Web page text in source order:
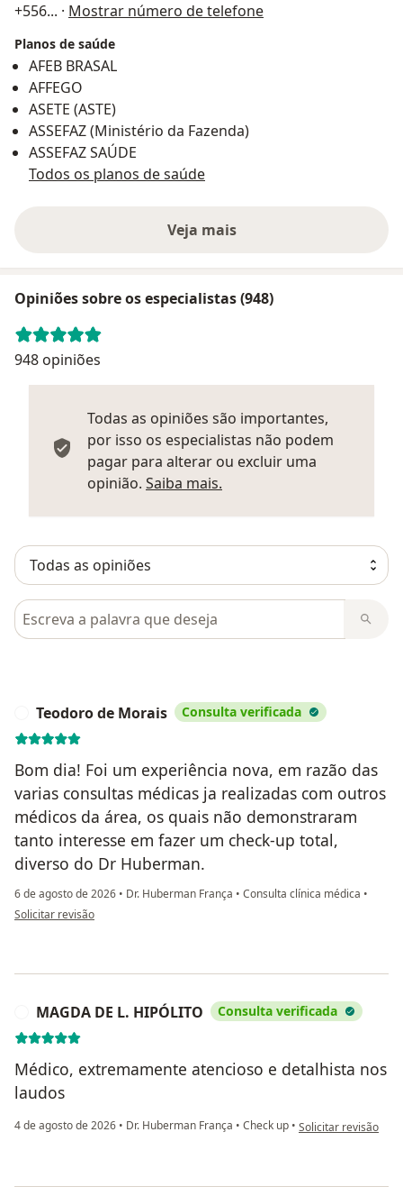
+556... · Mostrar número de telefone
Planos de saúde
AFEB BRASAL
AFFEGO
ASETE (ASTE)
ASSEFAZ (Ministério da Fazenda)
ASSEFAZ SAÚDE
Todos os planos de saúde
Veja mais
Opiniões sobre os especialistas (948)
948 opiniões
Todas as opiniões são importantes,
por isso os especialistas não podem
pagar para alterar ou excluir uma
opinião. Saiba mais.
Pesquisar em opiniões
Teodoro de Morais Consulta verificada
Bom dia! Foi um experiência nova, em razão das
varias consultas médicas ja realizadas com outros
médicos da área, os quais não demonstraram
tanto interesse em fazer um check-up total,
diverso do Dr Huberman.
6 de agosto de 2026 • Dr. Huberman França • Consulta clínica médica •
na opinião do utilizador Teodoro de Morais
Solicitar revisão
MAGDA DE L. HIPÓLITO Consulta verificada
Médico, extremamente atencioso e detalhista nos
laudos
4 de agosto de 2026 • Dr. Huberman França • Check up • na opinião do
Solicitar revisão